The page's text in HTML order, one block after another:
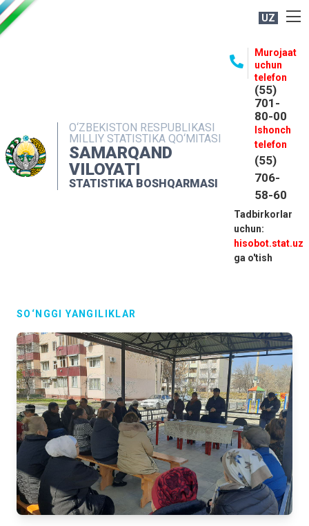
UZ
O‘ZBEKISTON RESPUBLIKASI
MILLIY STATISTIKA QO‘MITASI
SAMARQAND
VILOYATI
STATISTIKA BOSHQARMASI
Murojaat
uchun
telefon
(55)
701-
80-00
Ishonch
telefon
(55)
706-
58-60
Tadbirkorlar
uchun:
hisobot.stat.uz
ga o'tish
MATBUOT XIZMATI
MUROJAATLAR
KONTAKTLAR
SO‘NGGI YANGILIKLAR